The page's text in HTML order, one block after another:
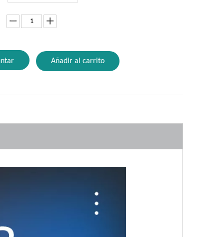
Añadir al carrito